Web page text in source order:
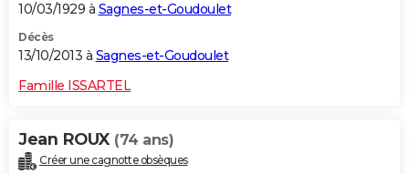
10/03/1929 à Sagnes-et-Goudoulet
Décès
13/10/2013 à Sagnes-et-Goudoulet
Famille ISSARTEL
Jean ROUX (74 ans)
Créer une cagnotte obsèques